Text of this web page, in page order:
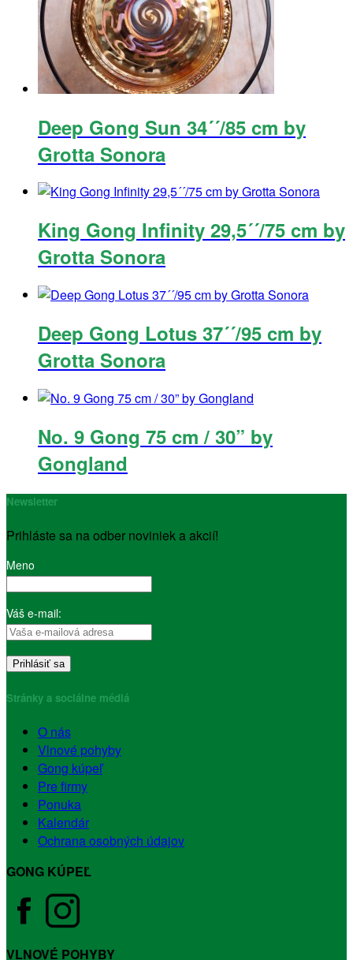
Deep Gong Sun 34´´/85 cm by
Grotta Sonora
King Gong Infinity 29,5´´/75 cm by
Grotta Sonora
Deep Gong Lotus 37´´/95 cm by
Grotta Sonora
No. 9 Gong 75 cm / 30” by
Gongland
Newsletter
Prihláste sa na odber noviniek a akcií!
Meno
Váš e-mail:
Stránky a sociálne médiá
O nás
Vlnové pohyby
Gong kúpeľ
Pre firmy
Ponuka
Kalendár
Ochrana osobných údajov
GONG KÚPEĽ
VLNOVÉ POHYBY